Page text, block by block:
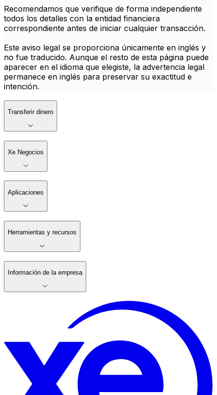
Recomendamos que verifique de forma independiente
todos los detalles con la entidad financiera
correspondiente antes de iniciar cualquier transacción.
Este aviso legal se proporciona únicamente en inglés y
no fue traducido. Aunque el resto de esta página puede
aparecer en el idioma que elegiste, la advertencia legal
permanece en inglés para preservar su exactitud e
intención.
Transferir dinero
Xe Negocios
Aplicaciones
Herramientas y recursos
Información de la empresa